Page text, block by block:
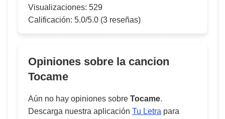
Visualizaciones: 529
Calificación: 5.0/5.0 (3 reseñas)
Opiniones sobre la cancion
Tocame
Aún no hay opiniones sobre Tocame.
Descarga nuestra aplicación Tu Letra para